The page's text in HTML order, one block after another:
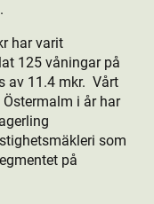
har varit
125 våningar på
av 11.4 mkr. Vårt
i år har
som
på